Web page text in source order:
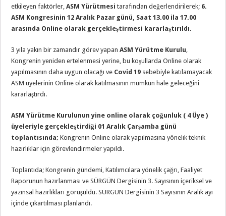
etkileyen faktörler,ASM Yürütmesi tarafından değerlendirilerek; 6.
ASM Kongresinin 12 Aralık Pazar günü, Saat 13.00 ila 17.00
arasında Online olarak gerçekleştirmesi kararlaştırıldı.
3 yıla yakın bir zamandır görev yapanASM Yürütme Kurulu,
Kongrenin yeniden ertelenmesi yerine, bu koşullarda Online olarak
yapılmasının daha uygun olacağı ve Covid 19 sebebiyle katılamayacak
ASM üyelerinin Online olarak katılmasının mümkün hale geleceğini
kararlaştırdı.
ASM Yürütme Kurulunun yine online olarak çoğunluk ( 4 Üye )
üyeleriyle gerçekleştirdiği 01 Aralık Çarşamba günü
toplantısında; Kongrenin Online olarak yapılmasına yönelik teknik
hazırlıklar için görevlendirmeler yapıldı.
Toplantıda; Kongrenin gündemi, Katılımcılara yönelik çağrı, Faaliyet
Raporunun hazırlanması ve SÜRGÜN Dergisinin 3. Sayısının içeriksel ve
yazınsal hazırlıkları görüşüldü. SÜRGÜN Dergisinin 3 Sayısının Aralık ayı
içinde çıkartılması planlandı.